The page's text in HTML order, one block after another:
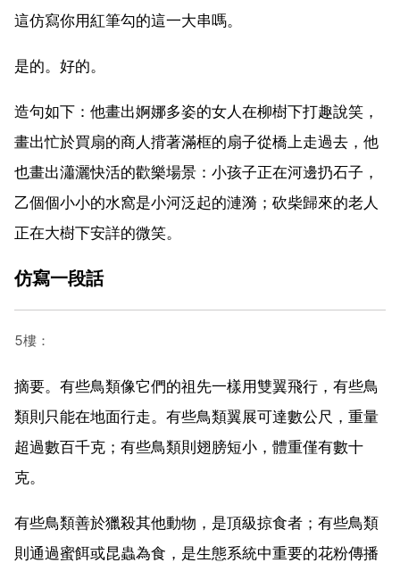
這仿寫你用紅筆勾的這一大串嗎。
是的。好的。
造句如下：他畫出婀娜多姿的女人在柳樹下打趣說笑，
畫出忙於買扇的商人揹著滿框的扇子從橋上走過去，他
也畫出瀟灑快活的歡樂場景：小孩子正在河邊扔石子，
乙個個小小的水窩是小河泛起的漣漪；砍柴歸來的老人
正在大樹下安詳的微笑。
仿寫一段話
5樓：
摘要。有些鳥類像它們的祖先一樣用雙翼飛行，有些鳥
類則只能在地面行走。有些鳥類翼展可達數公尺，重量
超過數百千克；有些鳥類則翅膀短小，體重僅有數十
克。
有些鳥類善於獵殺其他動物，是頂級掠食者；有些鳥類
則通過蜜餌或昆蟲為食，是生態系統中重要的花粉傳播